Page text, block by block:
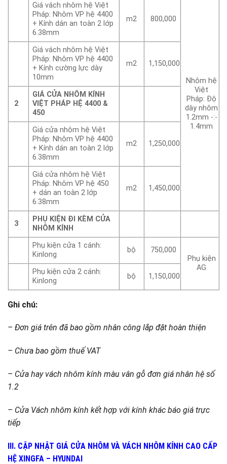
Giá vách nhôm hệ Việt
Pháp: Nhôm VP hệ 4400
+ Kính dán an toàn 2 lớp
6.38mm
m2 800,000
Nhôm hệ
Việt
Pháp: Độ
dày nhôm
1.2mm -:-
1.4mm
Giá vách nhôm hệ Việt
Pháp: Nhôm VP hệ 4400
+ Kính cường lực dày
10mm
m2 1,150,000
2
GIÁ CỬA NHÔM KÍNH
VIỆT PHÁP HỆ 4400 &
450
Giá cửa nhôm hệ Việt
Pháp: Nhôm VP hệ 4400
+ Kính dán an toàn 2 lớp
6.38mm
m2 1,250,000
Giá cửa nhôm hệ Việt
Pháp: Nhôm VP hệ 450
+ dán an toàn 2 lớp
6.38mm
m2 1,450,000
3
PHỤ KIỆN ĐI KÈM CỬA
NHÔM KÍNH
Phụ kiện cửa 1 cánh:
Kinlong
bộ
750,000
Phụ kiện
AG
Phụ kiện cửa 2 cánh:
Kinlong
bộ 1,150,000
Ghi chú:
– Đơn giá trên đã bao gồm nhân công lắp đặt hoàn thiện
– Chưa bao gồm thuế VAT
– Cửa hay vách nhôm kính màu vân gỗ đơn giá nhân hệ số
1.2
– Cửa Vách nhôm kính kết hợp với kính khác báo giá trực
tiếp
III. CẬP NHẬT GIÁ CỬA NHÔM VÀ VÁCH NHÔM KÍNH CAO CẤP
HỆ XINGFA – HYUNDAI